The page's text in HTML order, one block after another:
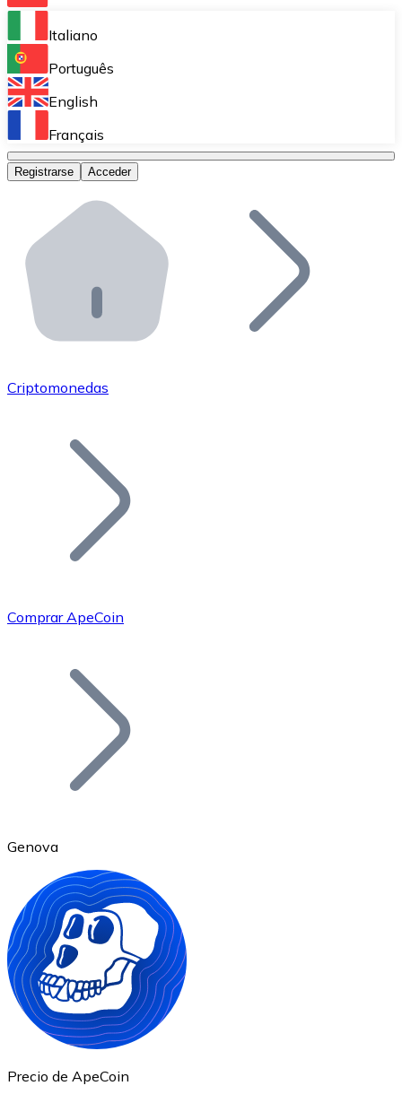
Bitnovo Ramp
Integra nuestra solución en tu plataforma.
Bitnovo Giftcards
Bitnovo OTC
Bitnovo ATM
Integra un ATM Bitnovo en tu negocio y permite que
Bitnovo API
Integra nuestra API en tu ecosistema.
Únete a nuestra red de distribuidores.
Añade tu proyecto a nuestro ecosistema.
Bitcoin
Ethereum
ETH
Italiano
Português
English
Français
Registrarse Acceder
Criptomonedas
Comprar ApeCoin
Genova
Precio de ApeCoin